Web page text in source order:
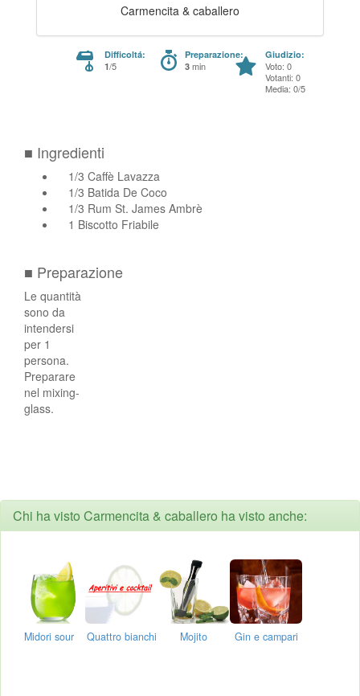
Carmencita & caballero
Difficoltá:
1/5
Preparazione:
3 min
Giudizio:
Voto: 0
Votanti: 0
Media: 0/5
■ Ingredienti
1/3 Caffè Lavazza
1/3 Batida De Coco
1/3 Rum St. James Ambrè
1 Biscotto Friabile
■ Preparazione
Le quantità
sono da
intendersi
per 1
persona.
Preparare
nel mixing-
glass.
Chi ha visto Carmencita & caballero ha visto anche:
Midori sour Quattro bianchi Mojito Gin e campari